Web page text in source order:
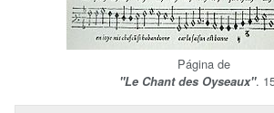
Página de
"Le Chant des Oyseaux".